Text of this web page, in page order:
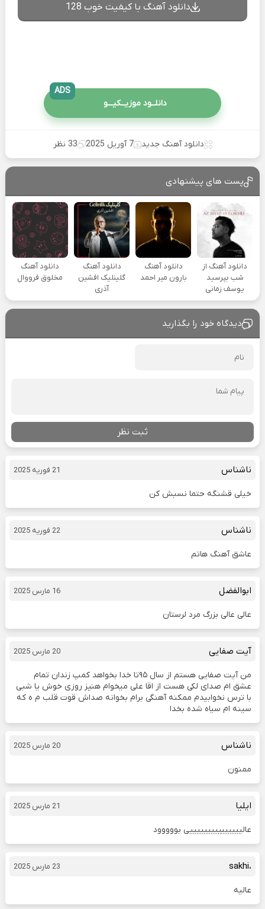
دانلود آهنگ با کیفیت خوب 128
دانلــود موزیــکیـــو
ADS
دانلود آهنگ جدید 7 آوریل 2025 33 نظر
پست های پیشنهادی
دانلود آهنگ از
شب بپرسید
یوسف زمانی
دانلود آهنگ
بارون میر احمد
دانلود آهنگ
گلینلیک افشین
آذری
دانلود آهنگ
مخلوق فرووال
دیدگاه خود را بگذارید
ثبت نظر
ناشناس 21 فوریه 2025
خیلی قشنگه حتما نسبش کن
ناشناس 22 فوریه 2025
عاشق آهنگ هاتم
ابوالفضل 16 مارس 2025
عالی عالی بزرگ مرد لرستان
آیت صفایی 20 مارس 2025
من آیت صفایی هستم از سال ۹۵تا خدا بخواهد کمپ زندان تمام
عشق ام صدای لکی هست از اقا علی میخوام هنپز روزی خوش یا شبی
با ترس نخوابیدم ممکنه آهنگی برام بخوانه صداش قوت قلب م ه که
سینه ام سیاه شده بخدا
ناشناس 20 مارس 2025
ممنون
ایلیا 21 مارس 2025
عالیییییییییییییییی بووووود
،sakhi 23 مارس 2025
عالیه